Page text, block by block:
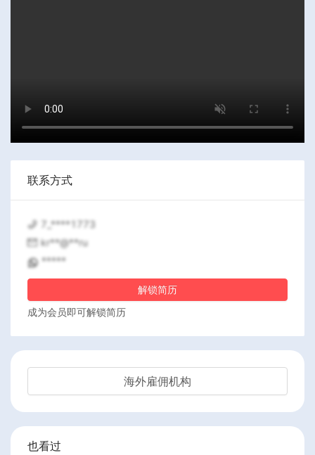
联系方式
7_****1773
kr**@**ru
*****
解锁简历
成为会员即可解锁简历
海外雇佣机构
也看过